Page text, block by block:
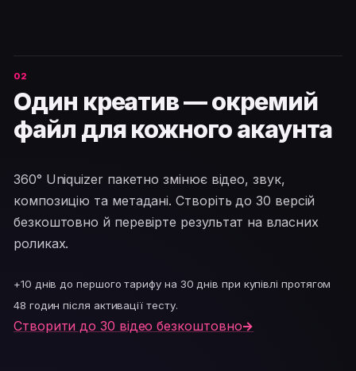
Один креатив — окремий
файл для кожного акаунта
360° Uniquizer пакетно змінює відео, звук,
композицію та метадані. Створіть до 30 версій
безкоштовно й перевірте результат на власних
роликах.
+10 днів до першого тарифу на 30 днів при купівлі протягом
48 годин після активації тесту.
Створити до 30 відео безкоштовно→